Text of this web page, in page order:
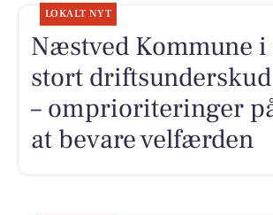
LOKALT NYT
Næstved Kommune
stort
– omprioriteringer
at bevare velfærden